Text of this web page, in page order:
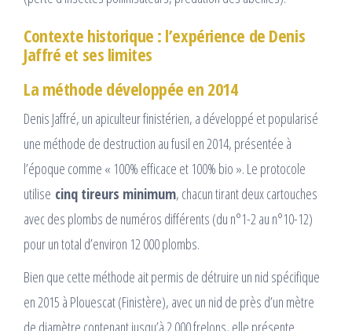
Contexte historique : l’expérience de Denis
Jaffré et ses limites
La méthode développée en 2014
Denis Jaffré, un apiculteur finistérien, a développé et popularisé
une méthode de destruction au fusil en 2014, présentée à
l’époque comme « 100% efficace et 100% bio ». Le protocole
utilise cinq tireurs minimum, chacun tirant deux cartouches
avec des plombs de numéros différents (du n°1-2 au n°10-12)
pour un total d’environ 12 000 plombs.​
Bien que cette méthode ait permis de détruire un nid spécifique
en 2015 à Plouescat (Finistère), avec un nid de près d’un mètre